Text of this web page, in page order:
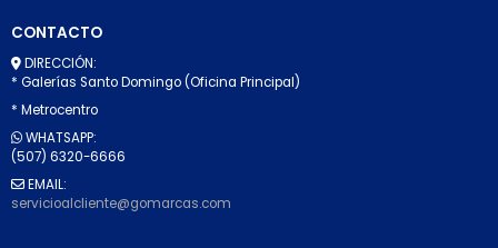
CONTACTO
DIRECCIÓN:
* Galerías Santo Domingo (Oficina Principal)
* Metrocentro
WHATSAPP:
(507) 6320-6666
EMAIL:
servicioalcliente@gomarcas.com